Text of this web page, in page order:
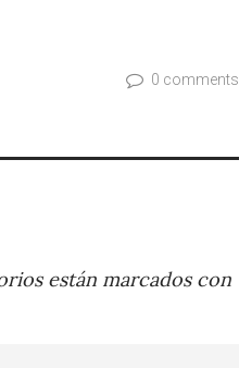
0 comments
están marcados con